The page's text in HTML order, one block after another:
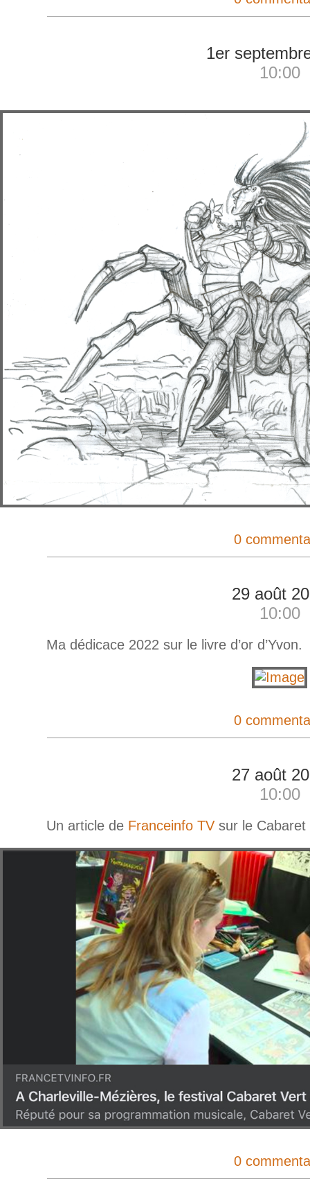
1er
10:00
0
29 août
10:00
Ma dédicace 2022 sur le livre d’or d’Yvon.
0
27 août
10:00
Un article de Franceinfo TVsur le Cabaret
0